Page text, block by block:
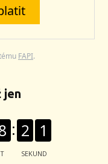
FAPI.
jen
2 1
SEKUND